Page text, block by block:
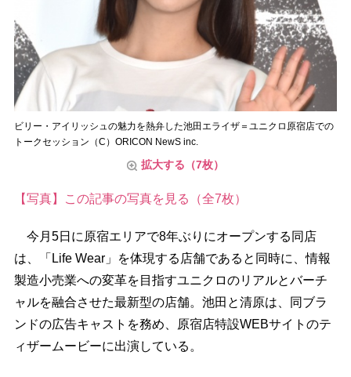
ビリー・アイリッシュの魅力を熱弁した池田エライザ＝ユニクロ原宿店での
トークセッション（C）ORICON NewS inc.
拡大する（7枚）
【写真】この記事の写真を見る（全7枚）
今月5日に原宿エリアで8年ぶりにオープンする同店
は、「Life Wear」を体現する店舗であると同時に、情報
製造小売業への変革を目指すユニクロのリアルとバーチ
ャルを融合させた最新型の店舗。池田と清原は、同ブラ
ンドの広告キャストを務め、原宿店特設WEBサイトのテ
ィザームービーに出演している。